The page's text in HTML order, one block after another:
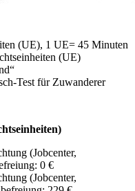
(UE), 1 UE= 45 Minuten
(UE)
Test für Zuwanderer
(Jobcenter,
0 €
(Jobcenter,